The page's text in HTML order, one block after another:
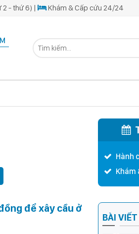
2 - thứ 6) | Khám & Cấp cứu 24/24
để xây cầu ở
Hành
Khám
BÀI